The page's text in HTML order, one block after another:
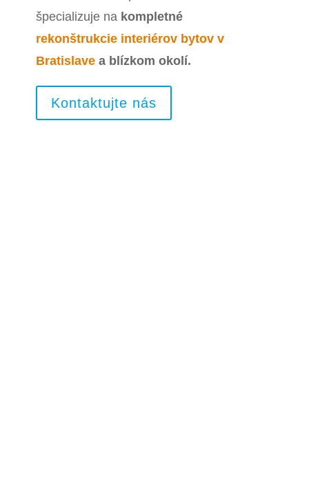
špecializuje na kompletné
rekonštrukcie interiérov bytov v
Bratislavea blízkom okolí.
Kontaktujte nás